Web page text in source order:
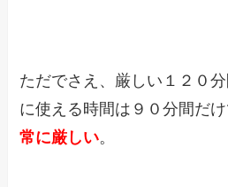
ただでさえ、厳しい１２０
に使える時間は９０分間だけ
常に厳しい。